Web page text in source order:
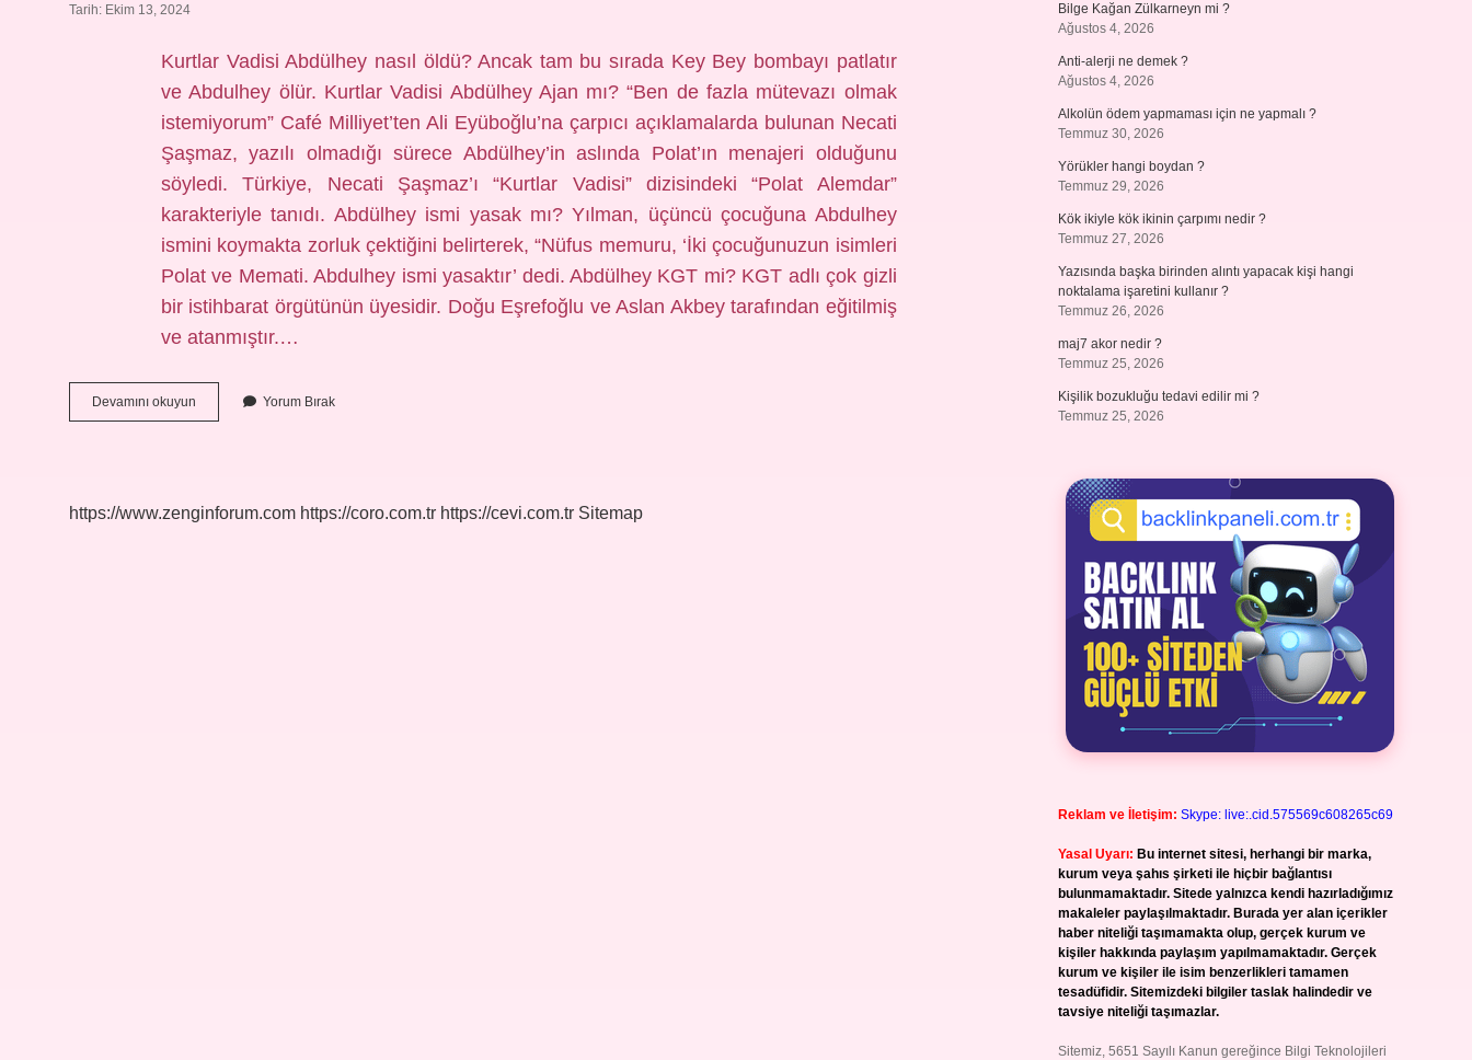
Tarih: Ekim 13, 2024
Kurtlar Vadisi Abdülhey nasıl öldü? Ancak tam bu sırada Key Bey bombayı patlatır
ve Abdulhey ölür. Kurtlar Vadisi Abdülhey Ajan mı? “Ben de fazla mütevazı olmak
istemiyorum” Café Milliyet’ten Ali Eyüboğlu’na çarpıcı açıklamalarda bulunan Necati
Şaşmaz, yazılı olmadığı sürece Abdülhey’in aslında Polat’ın menajeri olduğunu
söyledi. Türkiye, Necati Şaşmaz’ı “Kurtlar Vadisi” dizisindeki “Polat Alemdar”
karakteriyle tanıdı. Abdülhey ismi yasak mı? Yılman, üçüncü çocuğuna Abdulhey
ismini koymakta zorluk çektiğini belirterek, “Nüfus memuru, ‘İki çocuğunuzun isimleri
Polat ve Memati. Abdulhey ismi yasaktır’ dedi. Abdülhey KGT mi? KGT adlı çok gizli
bir istihbarat örgütünün üyesidir. Doğu Eşrefoğlu ve Aslan Akbey tarafından eğitilmiş
ve atanmıştır.…
Devamını okuyun Abdülhey
Hain
Yorum Bırak
https://www.zenginforum.com https://coro.com.tr https://cevi.com.tr Sitemap
Bilge Kağan Zülkarneyn mi ?
Ağustos 4, 2026
Anti-alerji ne demek ?
Ağustos 4, 2026
Alkolün ödem yapmaması için ne yapmalı ?
Temmuz 30, 2026
Yörükler hangi boydan ?
Temmuz 29, 2026
Kök ikiyle kök ikinin çarpımı nedir ?
Temmuz 27, 2026
Yazısında başka birinden alıntı yapacak kişi hangi
noktalama işaretini kullanır ?
Temmuz 26, 2026
maj7 akor nedir ?
Temmuz 25, 2026
Kişilik bozukluğu tedavi edilir mi ?
Temmuz 25, 2026
Reklam ve İletişim: Skype: live:.cid.575569c608265c69
Yasal Uyarı: Bu internet sitesi, herhangi bir marka,
kurum veya şahıs şirketi ile hiçbir bağlantısı
bulunmamaktadır. Sitede yalnızca kendi hazırladığımız
makaleler paylaşılmaktadır. Burada yer alan içerikler
haber niteliği taşımamakta olup, gerçek kurum ve
kişiler hakkında paylaşım yapılmamaktadır. Gerçek
kurum ve kişiler ile isim benzerlikleri tamamen
tesadüfidir. Sitemizdeki bilgiler taslak halindedir ve
tavsiye niteliği taşımazlar.
Sitemiz, 5651 Sayılı Kanun gereğince Bilgi Teknolojileri